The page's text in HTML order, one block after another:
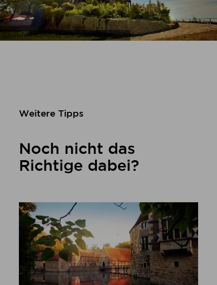
Bielefeld Marketing, Sparrenburg in Bielefeld
Weitere Tipps
Noch nicht das
Richtige dabei?